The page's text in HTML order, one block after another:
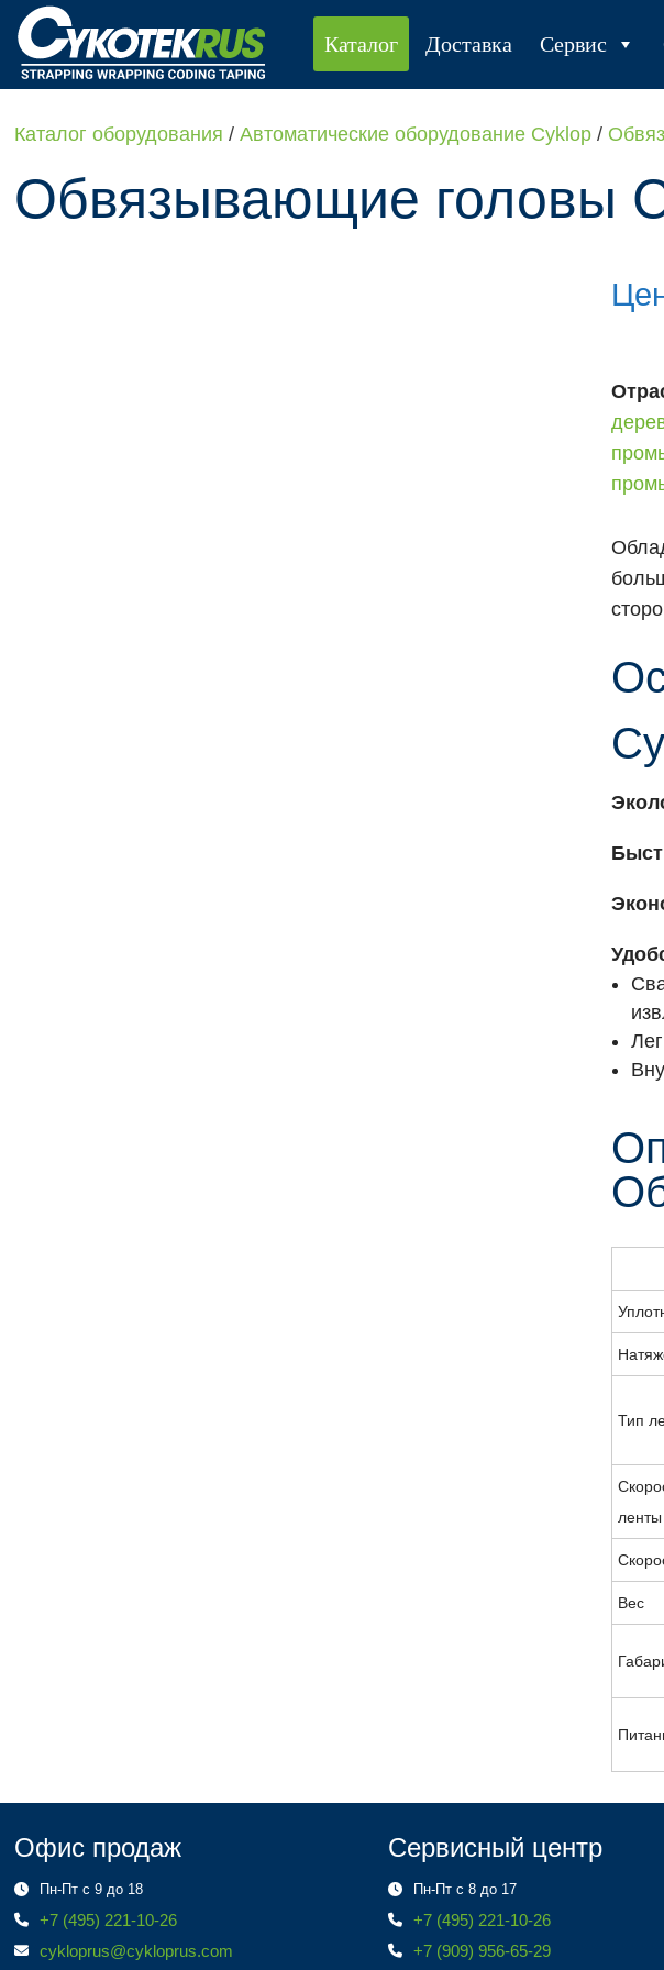
Каталог Доставка Сервис
Каталог оборудования /Автоматические оборудование Cyklop /
Обвязывающие головы
Тип
ленты
Вес
Офис продаж
Пн-Пт с 9 до 18
+7 (495) 221-10-26
cykloprus@cykloprus.com
Сервисный центр
Пн-Пт с 8 до 17
+7 (495) 221-10-26
+7 (909) 956-65-29